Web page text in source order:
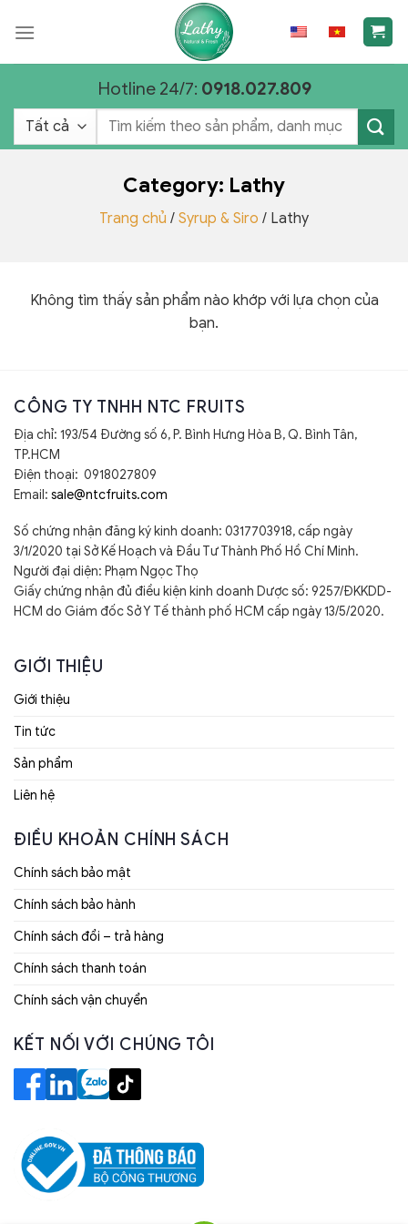
đến
Hotline 24/7: 0918.027.809
Tìm
Category: Lathy
Trang chủ / Syrup & Siro / Lathy
Không tìm thấy sản phẩm nào khớp với lựa chọn của
bạn.
CÔNG TY TNHH NTC FRUITS
Địa chỉ: 193/54 Đường số 6, P. Bình Hưng Hòa B, Q. Bình Tân,
TP.HCM
Điện thoại: 0918027809
Email: sale@ntcfruits.com
Số chứng nhận đăng ký kinh doanh: 0317703918, cấp ngày
3/1/2020 tại Sở Kế Hoạch và Đầu Tư Thành Phố Hồ Chí Minh.
Người đại diện: Phạm Ngọc Thọ
Giấy chứng nhận đủ điều kiện kinh doanh Dược số: 9257/ĐKKDD-
HCM do Giám đốc Sở Y Tế thành phố HCM cấp ngày 13/5/2020.
GIỚI THIỆU
Giới thiệu
Tin tức
Sản phẩm
Liên hệ
ĐIỀU KHOẢN CHÍNH SÁCH
Chính sách bảo mật
Chính sách bảo hành
Chính sách đổi – trả hàng
Chính sách thanh toán
Chính sách vận chuyển
KẾT NỐI VỚI CHÚNG TÔI